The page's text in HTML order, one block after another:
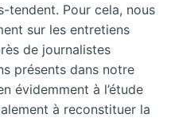
tendent. Pour cela, nous
sur les entretiens
de journalistes
présents dans notre
évidemment à l’étude
à reconstituer la